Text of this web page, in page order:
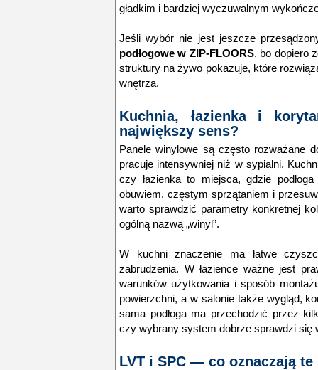
gładkim i bardziej wyczuwalnym
Jeśli wybór nie jest jeszcze
podłogowe w ZIP-FLOORS, bo dopiero
struktury na żywo pokazuje, które
wnętrza.
Kuchnia, łazienka i
największy sens?
Panele winylowe są często rozważane
pracuje intensywniej niż w sypialni.
czy łazienka to miejsca, gdzie
obuwiem, częstym sprzątaniem i
warto sprawdzić parametry konkretnej
ogólną nazwą „winyl”.
W kuchni znaczenie ma łatwe
zabrudzenia. W łazience ważne jest
warunków użytkowania i sposób
powierzchni, a w salonie także wygląd,
sama podłoga ma przechodzić przez
czy wybrany system dobrze sprawdzi się
LVT i SPC — co oznaczają